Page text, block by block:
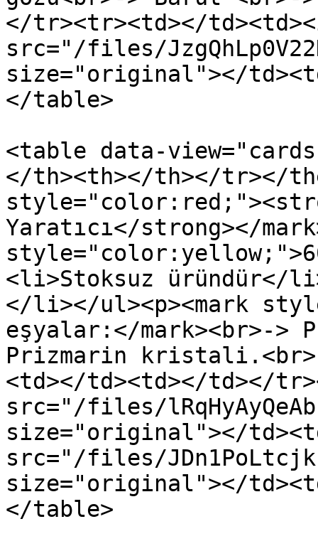
</tr><tr><td></
src="/files/
size="original"></
</table>
<table data-
</th><th></th></tr></
Yaratıcı</strong></
<li>Stoksuz üründür</
</li></ul><p><mark
eşyalar:</mark><br>->
Prizmarin
<td></td><td></td></
src="/files/
size="original"></
src="/files/
size="original"></
</table>